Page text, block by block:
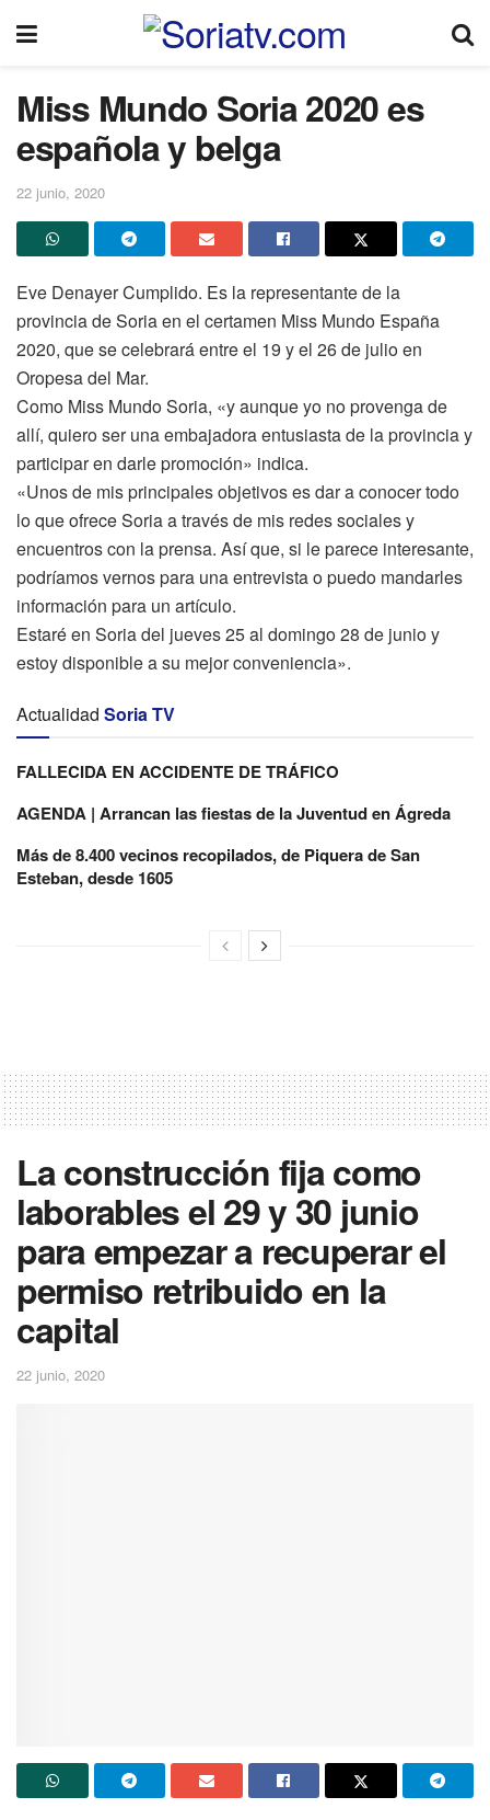
Miss Mundo Soria 2020 es
española y belga
22 junio, 2020
Eve Denayer Cumplido. Es la representante de la
provincia de Soria en el certamen Miss Mundo España
2020, que se celebrará entre el 19 y el 26 de julio en
Oropesa del Mar.
Como Miss Mundo Soria, «y aunque yo no provenga de
allí, quiero ser una embajadora entusiasta de la provincia y
participar en darle promoción» indica.
«Unos de mis principales objetivos es dar a conocer todo
lo que ofrece Soria a través de mis redes sociales y
encuentros con la prensa. Así que, si le parece interesante,
podríamos vernos para una entrevista o puedo mandarles
información para un artículo.
Estaré en Soria del jueves 25 al domingo 28 de junio y
estoy disponible a su mejor conveniencia».
Actualidad Soria TV
FALLECIDA EN ACCIDENTE DE TRÁFICO
AGENDA | Arrancan las fiestas de la Juventud en Ágreda
Más de 8.400 vecinos recopilados, de Piquera de San
Esteban, desde 1605
La construcción fija como
laborables el 29 y 30 junio
para empezar a recuperar el
permiso retribuido en la
capital
22 junio, 2020